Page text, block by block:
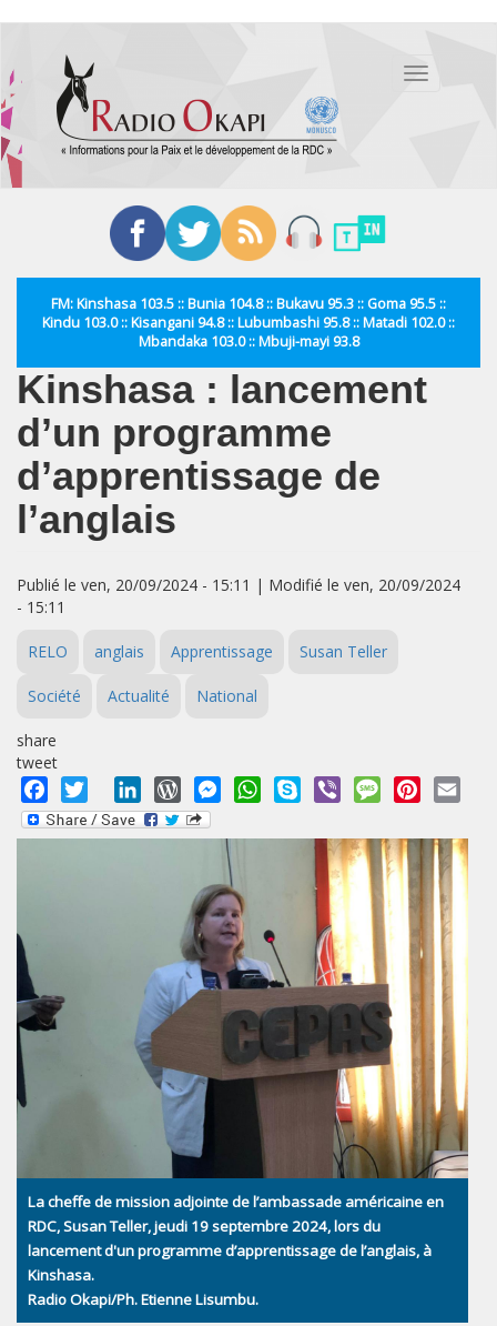
contenu
principal
Toggle
FM: Kinshasa 103.5 :: Bunia 104.8 :: Bukavu 95.3 :: Goma 95.5 ::
Kindu 103.0 :: Kisangani 94.8 :: Lubumbashi 95.8 :: Matadi 102.0 ::
Mbandaka 103.0 :: Mbuji-mayi 93.8
Kinshasa : lancement
d’un programme
d’apprentissage de
l’anglais
Publié le ven, 20/09/2024 - 15:11 | Modifié le ven, 20/09/2024
- 15:11
RELO anglais Apprentissage Susan Teller
Société Actualité National
share
tweet
Facebook
Twitter LinkedInWordPressMessengerWhatsApp
Skype Viber MessagePinterest
La cheffe de mission adjointe de l’ambassade américaine en
RDC, Susan Teller, jeudi 19 septembre 2024, lors du
lancement d'un programme d’apprentissage de l’anglais, à
Kinshasa.
Radio Okapi/Ph. Etienne Lisumbu.